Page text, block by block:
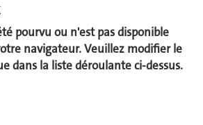
pourvu ou n'est pas disponible
navigateur. Veuillez modifier le
dans la liste déroulante ci-dessus.